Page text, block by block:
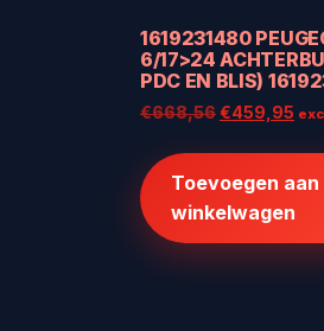
1619231480
6/17>24
PDC EN BLIS)
€668,56
€668,56.
€459,95
Toevoegen aan
winkelwagen